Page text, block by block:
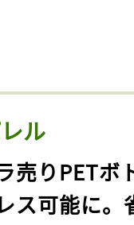
ル
売りPETボ
ス可能に。